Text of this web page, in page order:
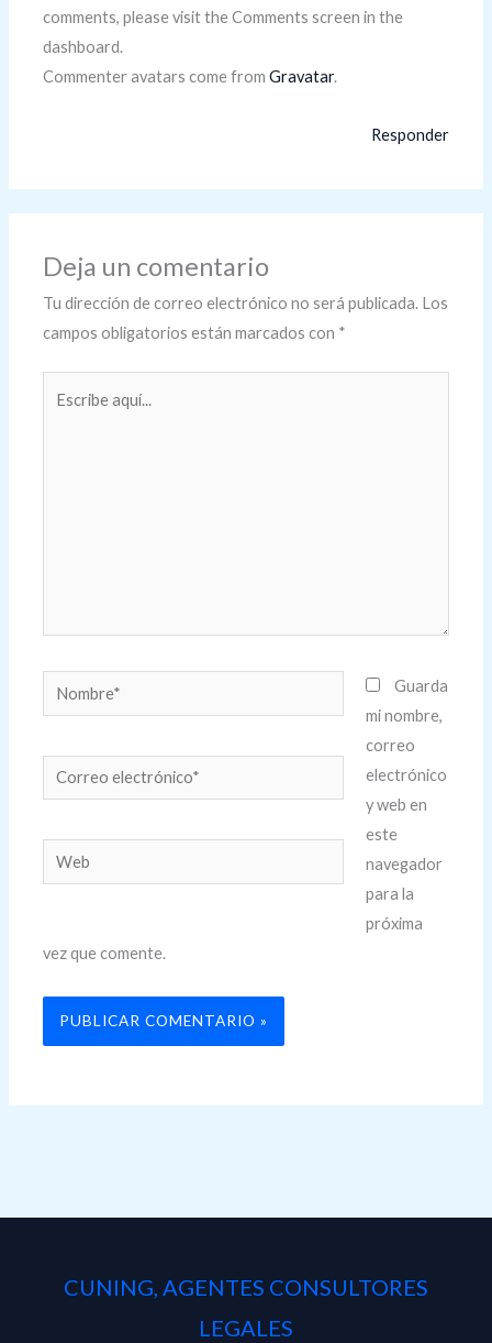
comments, please visit the Comments screen in the
dashboard.
Commenter avatars come fromGravatar.
Responder
Deja un comentario
Tu dirección de correo electrónico no será publicada. Los
campos obligatorios están marcados con *
Nombre*
Correo
electrónico*
Web
Guarda
mi nombre,
correo
electrónico
y web en
este
navegador
para la
próxima
vez que comente.
CUNING, AGENTES CONSULTORES
LEGALES